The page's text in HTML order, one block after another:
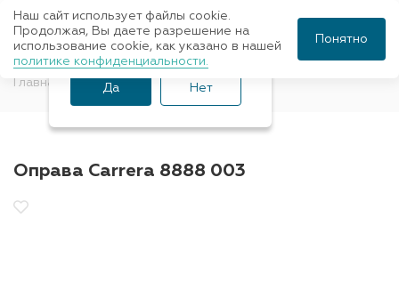
Главная Оправы для очков CARRERA
Оправа Carrera 8888 003
Ваш город Санкт-
Петербург?
Да Нет
Наш сайт использует файлы cookie.
Продолжая, Вы даете разрешение на
использование cookie, как указано в нашей
политике конфиденциальности.
Понятно